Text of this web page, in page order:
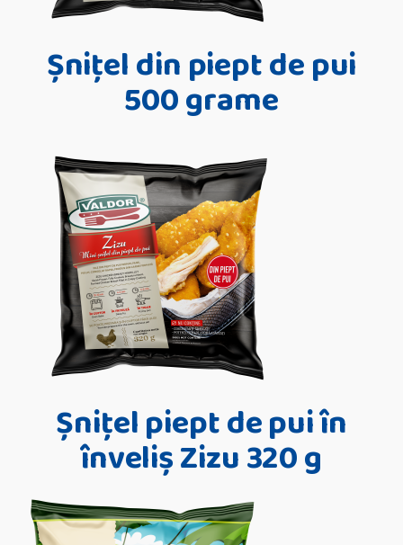
Șnițel din piept de pui
500 grame
Șnițel piept de pui în
înveliș Zizu 320 g